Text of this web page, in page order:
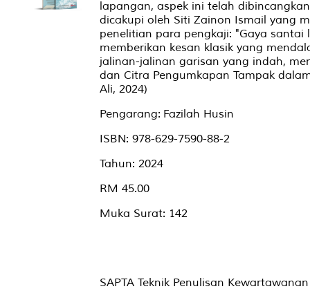
lapangan, aspek ini telah
dicakupi oleh Siti Zainon Ismail yang
penelitian para pengkaji: "Gaya
memberikan kesan klasik yang
jalinan-jalinan garisan yang indah,
dan Citra Pengumkapan Tampak
Ali, 2024)
Pengarang: Fazilah Husin
ISBN: 978-629-7590-88-2
Tahun: 2024
RM 45.00
Muka Surat: 142
SAPTA Teknik Penulisan